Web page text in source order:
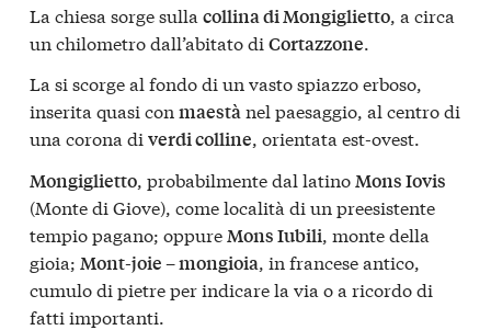
La chiesa sorge sulla collina di Mongiglietto , a circa
un chilometro dall’abitato di Cortazzone
La si scorge al fondo di un vasto spiazzo erboso,
inserita quasi con maestànel paesaggio, al centro di
una corona di verdi colline, orientata est-ovest.
Mongiglietto, probabilmente dal latinoMons Iovis
(Monte di Giove), come località di un preesistente
tempio pagano; oppureMons Iubili, monte della
gioia; Mont-joie – mongioia, in francese antico,
cumulo di pietre per indicare la via o a ricordo di
fatti importanti.